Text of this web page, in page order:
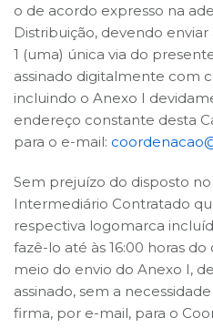
o de acordo expresso na
Distribuição, devendo
1 (uma) única via do
assinado digitalmente com
incluindo o Anexo I
endereço constante desta
para o e-mail:
Sem prejuízo do disposto
Intermediário Contratado
respectiva logomarca
fazê-lo até às 16:00 horas
meio do envio do Anexo I,
assinado, sem a
firma, por e-mail, para o